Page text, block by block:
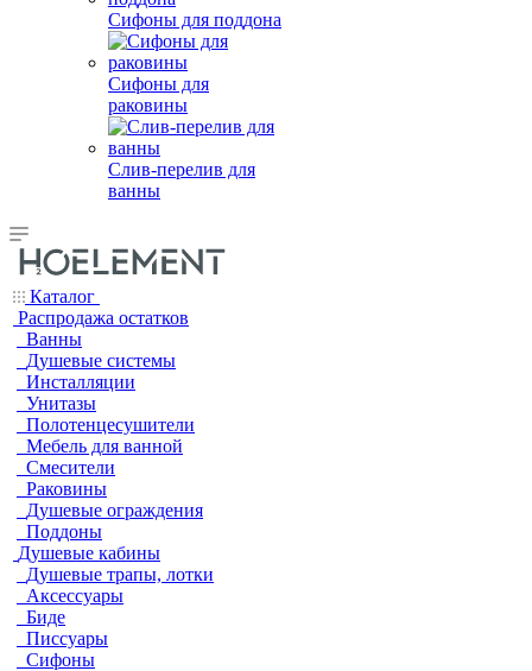
Сифоны для поддона
Сифоны для
раковины
Слив-перелив для
ванны
Каталог
Распродажа остатков
Ванны
Душевые системы
Инсталляции
Унитазы
Полотенцесушители
Мебель для ванной
Смесители
Раковины
Душевые ограждения
Поддоны
Душевые кабины
Душевые трапы, лотки
Аксессуары
Биде
Писсуары
Сифоны